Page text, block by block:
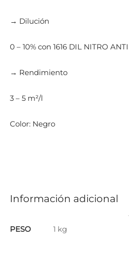
→ Dilución
0 – 10% con 1616 DIL NITRO
→ Rendimiento
3 – 5 m²/l
Color: Negro
Información adicional
PESO 1 kg